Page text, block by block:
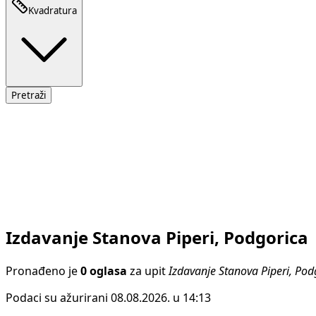
Kvadratura
Pretraži
Izdavanje Stanova Piperi, Podgorica
Pronađeno je 0 oglasa za upit Izdavanje Stanova Piperi,
Podaci su ažurirani 08.08.2026. u 14:13